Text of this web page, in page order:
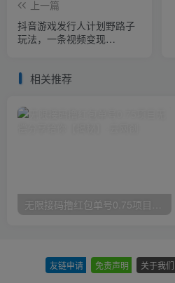
上一篇
抖音游戏发行人计划野路子
玩法，一条视频变现
相关推荐
无限接码撸红包单号0.75项目无偿分享给你【揭秘】
友链申请 免责声明 关于我们